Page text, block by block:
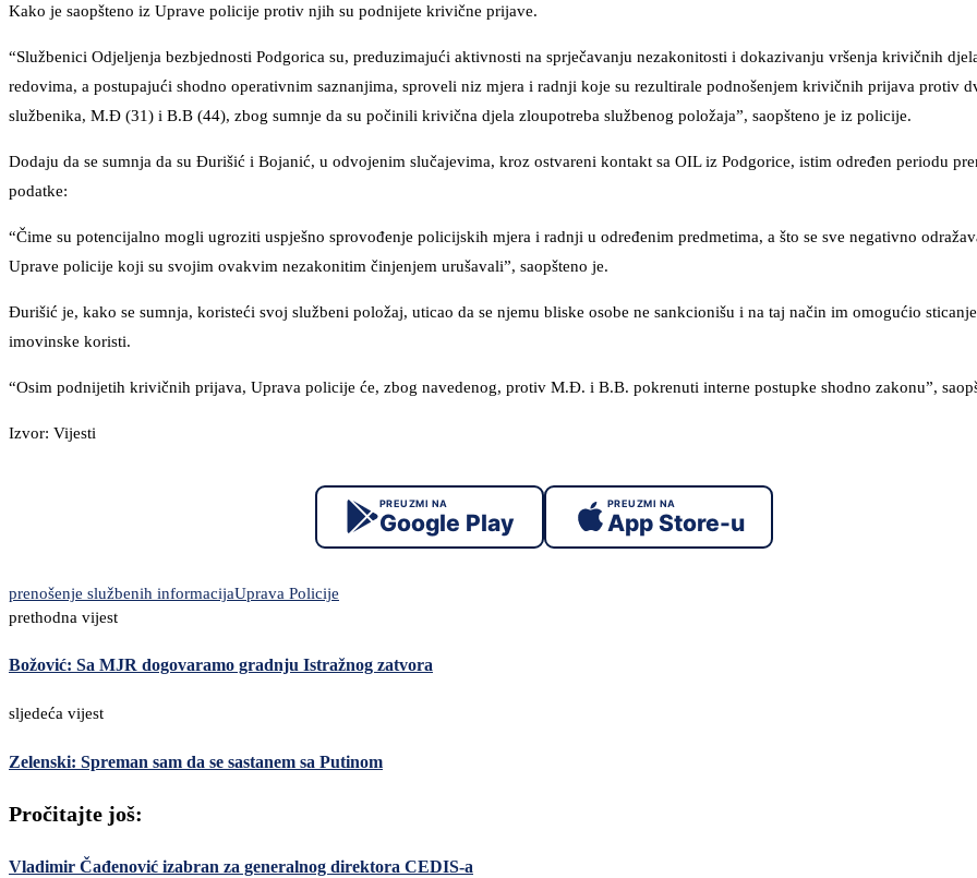
Kako je saopšteno iz Uprave policije protiv njih su podnijete krivične prijave.
“Službenici Odjeljenja bezbjednosti Podgorica su, preduzimajući aktivnosti na sprječavanju nezakonitosti i dokazivanju vršenja krivičnih
redovima, a postupajući shodno operativnim saznanjima, sproveli niz mjera i radnji koje su rezultirale podnošenjem krivičnih prijava protiv
službenika, M.Đ (31) i B.B (44), zbog sumnje da su počinili krivična djela zloupotreba službenog položaja”, saopšteno je iz policije.
Dodaju da se sumnja da su Đurišić i Bojanić, u odvojenim slučajevima, kroz ostvareni kontakt sa OIL iz Podgorice, istim određen periodu
podatke:
“Čime su potencijalno mogli ugroziti uspješno sprovođenje policijskih mjera i radnji u određenim predmetima, a što se sve negativno
Uprave policije koji su svojim ovakvim nezakonitim činjenjem urušavali”, saopšteno je.
Đurišić je, kako se sumnja, koristeći svoj službeni položaj, uticao da se njemu bliske osobe ne sankcionišu i na taj način im omogućio
imovinske koristi.
“Osim podnijetih krivičnih prijava, Uprava policije će, zbog navedenog, protiv M.Đ. i B.B. pokrenuti interne postupke shodno zakonu”,
Izvor: Vijesti
PREUZMI NA
Google Play
PREUZMI NA
App Store-u
prenošenje službenih informacijaUprava Policije
prethodna vijest
Božović: Sa MJR dogovaramo gradnju Istražnog zatvora
sljedeća vijest
Zelenski: Spreman sam da se sastanem sa Putinom
Pročitajte još:
Vladimir Čađenović izabran za generalnog direktora CEDIS-a